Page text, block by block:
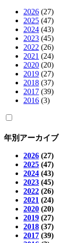
2026 (27)
2025 (47)
2024 (43)
2023 (45)
2022 (26)
2021 (24)
2020 (20)
2019 (27)
2018 (37)
2017 (39)
2016 (3)
年別アーカイブ
2026 (27)
2025 (47)
2024 (43)
2023 (45)
2022 (26)
2021 (24)
2020 (20)
2019 (27)
2018 (37)
2017 (39)